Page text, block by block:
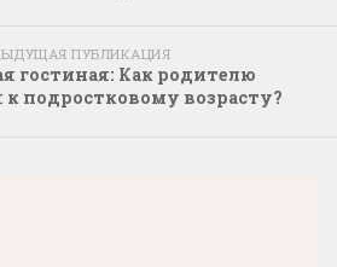
ПУБЛИКАЦИЯ
гостиная: Как родителю
подростковому возрасту?